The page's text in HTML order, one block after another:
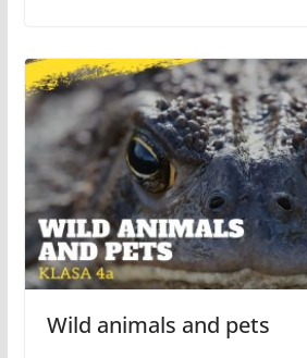
Wild animals and pets